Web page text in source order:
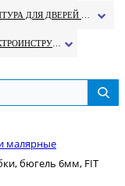
малярные
бюгель 6мм, FIT